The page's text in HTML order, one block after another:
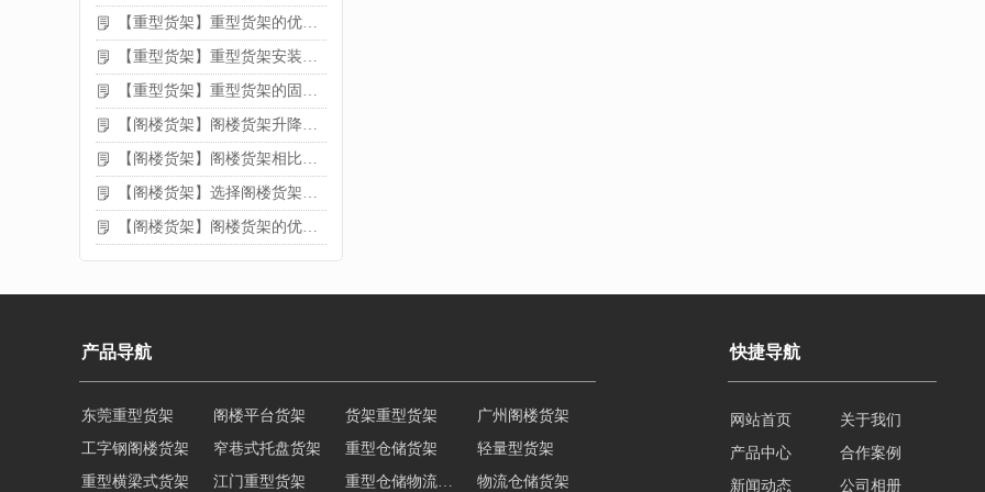
【重型货架】重型货架的优缺点
【重型货架】重型货架安装需要注意什么？
【重型货架】重型货架的固定方法
【阁楼货架】阁楼货架升降机需要注意哪些
【阁楼货架】阁楼货架相比传统货架的优势是什么
【阁楼货架】选择阁楼货架的好处？
【阁楼货架】阁楼货架的优点是什么
产品导航
工字钢阁楼货架 窄巷式托盘货架 重型仓储货架
轻量型货架
重型横梁式货架
江门重型货架
物流仓储货架
多层阁楼货架
中型悬臂货架 悬臂式货架 悬臂式仓储货架
快捷导航
网站首页
关于我们
产品中心
合作案例
新闻动态
公司相册